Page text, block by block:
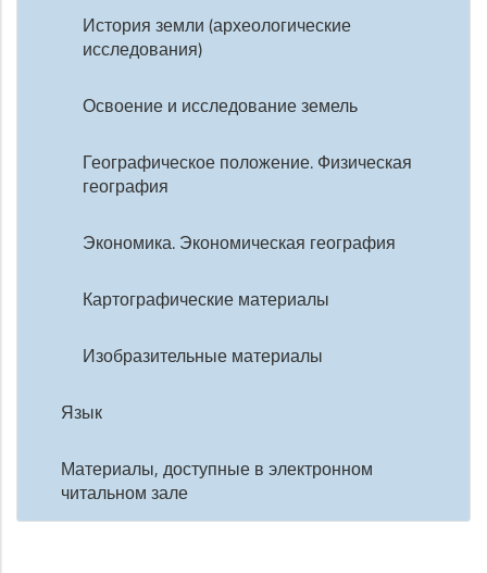
История земли (археологические
исследования)
Освоение и исследование земель
Географическое положение. Физическая
география
Экономика. Экономическая география
Картографические материалы
Изобразительные материалы
Язык
Материалы, доступные в электронном
читальном зале